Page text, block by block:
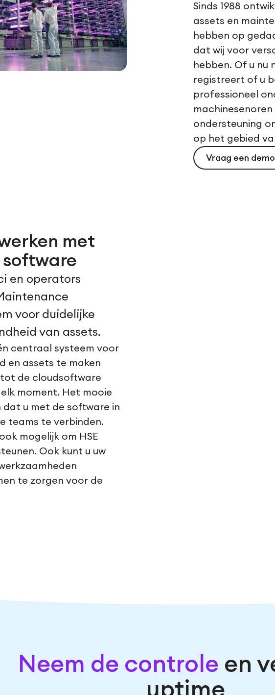
Sinds 1988
assets en
hebben op
dat wij voor
hebben. Of u nu
registreert of u
professioneel
ondersteuning
op het gebied
Vraag een
met
en operators
voor duidelijke
van assets.
centraal systeem voor
en assets te maken
de cloudsoftware
moment. Het mooie
dat u met de software in
teams te verbinden.
mogelijk om HSE
Ook kunt u uw
te zorgen voor de
Neem de controle en
uptime